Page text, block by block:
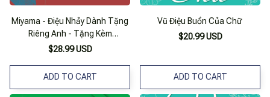
Miyama - Điệu Nhảy Dành Tặng
Riêng Anh - Tặng Kèm
Bookmark
$28.99 USD
ADD TO CART
Vũ Điệu Buồn Của Chữ
$20.99 USD
ADD TO CART